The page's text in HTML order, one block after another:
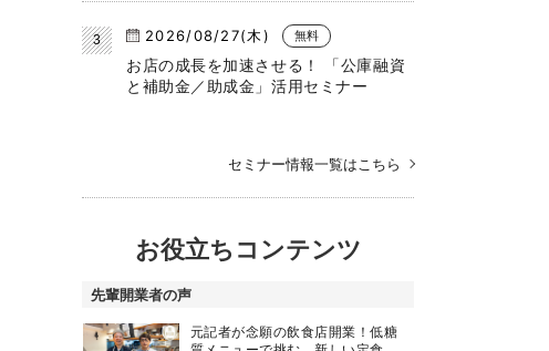
2026/08/27(木) 無料
お店の成長を加速させる！ 「公庫融資
と補助金／助成金」活用セミナー
セミナー情報一覧はこちら
お役立ちコンテンツ
先輩開業者の声
元記者が念願の飲食店開業！低糖